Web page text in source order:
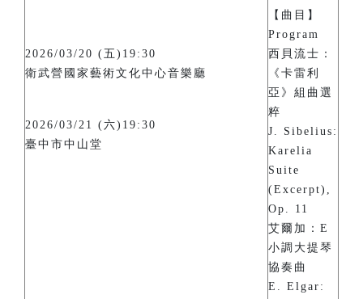
2026/03/20 (五)19:30
衛武營國家藝術文化中心音樂廳
2026/03/21 (六)19:30
臺中市中山堂
【曲目】
Program
西貝流士：
《卡雷利
亞》組曲選
粹
J. Sibelius:
Karelia
Suite
(Excerpt),
Op. 11
艾爾加：E
小調大提琴
協奏曲
E. Elgar: